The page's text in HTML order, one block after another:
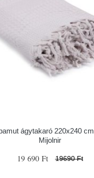
ágytakaró 220x240
Mijolnir
19 690 Ft 19690 Ft